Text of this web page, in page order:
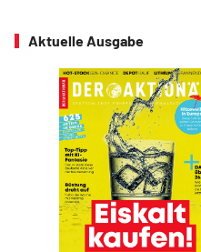
Aktuelle Ausgabe